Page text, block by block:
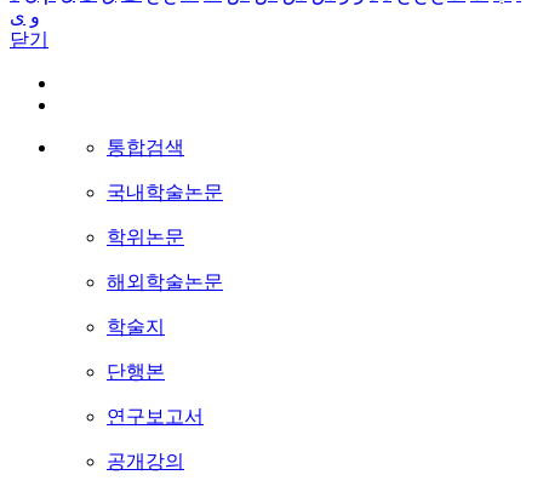
و ی
닫기
통합검색
국내학술논문
학위논문
해외학술논문
학술지
단행본
연구보고서
공개강의